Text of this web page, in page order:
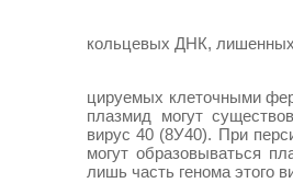
кольцевых ДНК,
цируемых клеточными
плазмид могут
вирус 40 (8У40). При
могут образовываться
лишь часть генома этого